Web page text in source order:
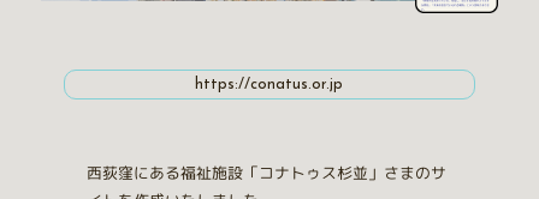
https://conatus.or.jp
西荻窪にある福祉施設「コナトゥス杉並」さまのサ